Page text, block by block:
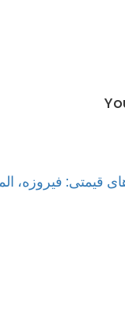
قیمتی: فیروزه،